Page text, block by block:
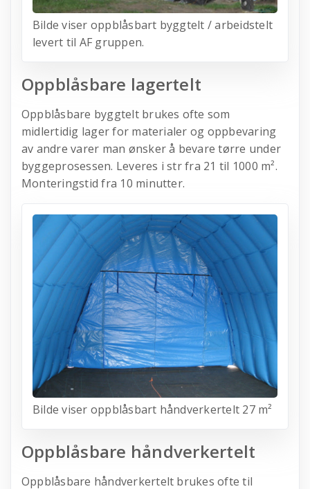
Bilde viser oppblåsbart byggtelt / arbeidstelt
levert til AF gruppen.
Oppblåsbare lagertelt
Oppblåsbare byggtelt brukes ofte som
midlertidig lager for materialer og oppbevaring
av andre varer man ønsker å bevare tørre under
byggeprosessen. Leveres i str fra 21 til 1000 m².
Monteringstid fra 10 minutter.
Bilde viser oppblåsbart håndverkertelt 27 m²
Oppblåsbare håndverkertelt
Oppblåsbare håndverkertelt brukes ofte til